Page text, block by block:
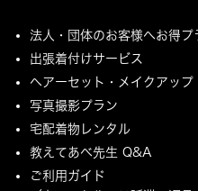
法人・団体のお客様へお得プ
出張着付けサービス
ヘアーセット・メイクアップ
写真撮影プラン
宅配着物レンタル
教えてあべ先生 Q&A
ご利用ガイド